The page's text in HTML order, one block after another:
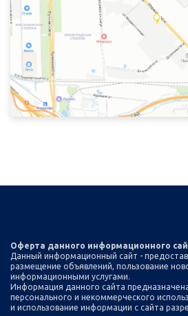
Оферта данного информационного
Данный информационный сайт -
размещение объявлений, пользование
информационными услугами.
Информация данного сайта
персонального и некоммерческого
и использование информации с сайта